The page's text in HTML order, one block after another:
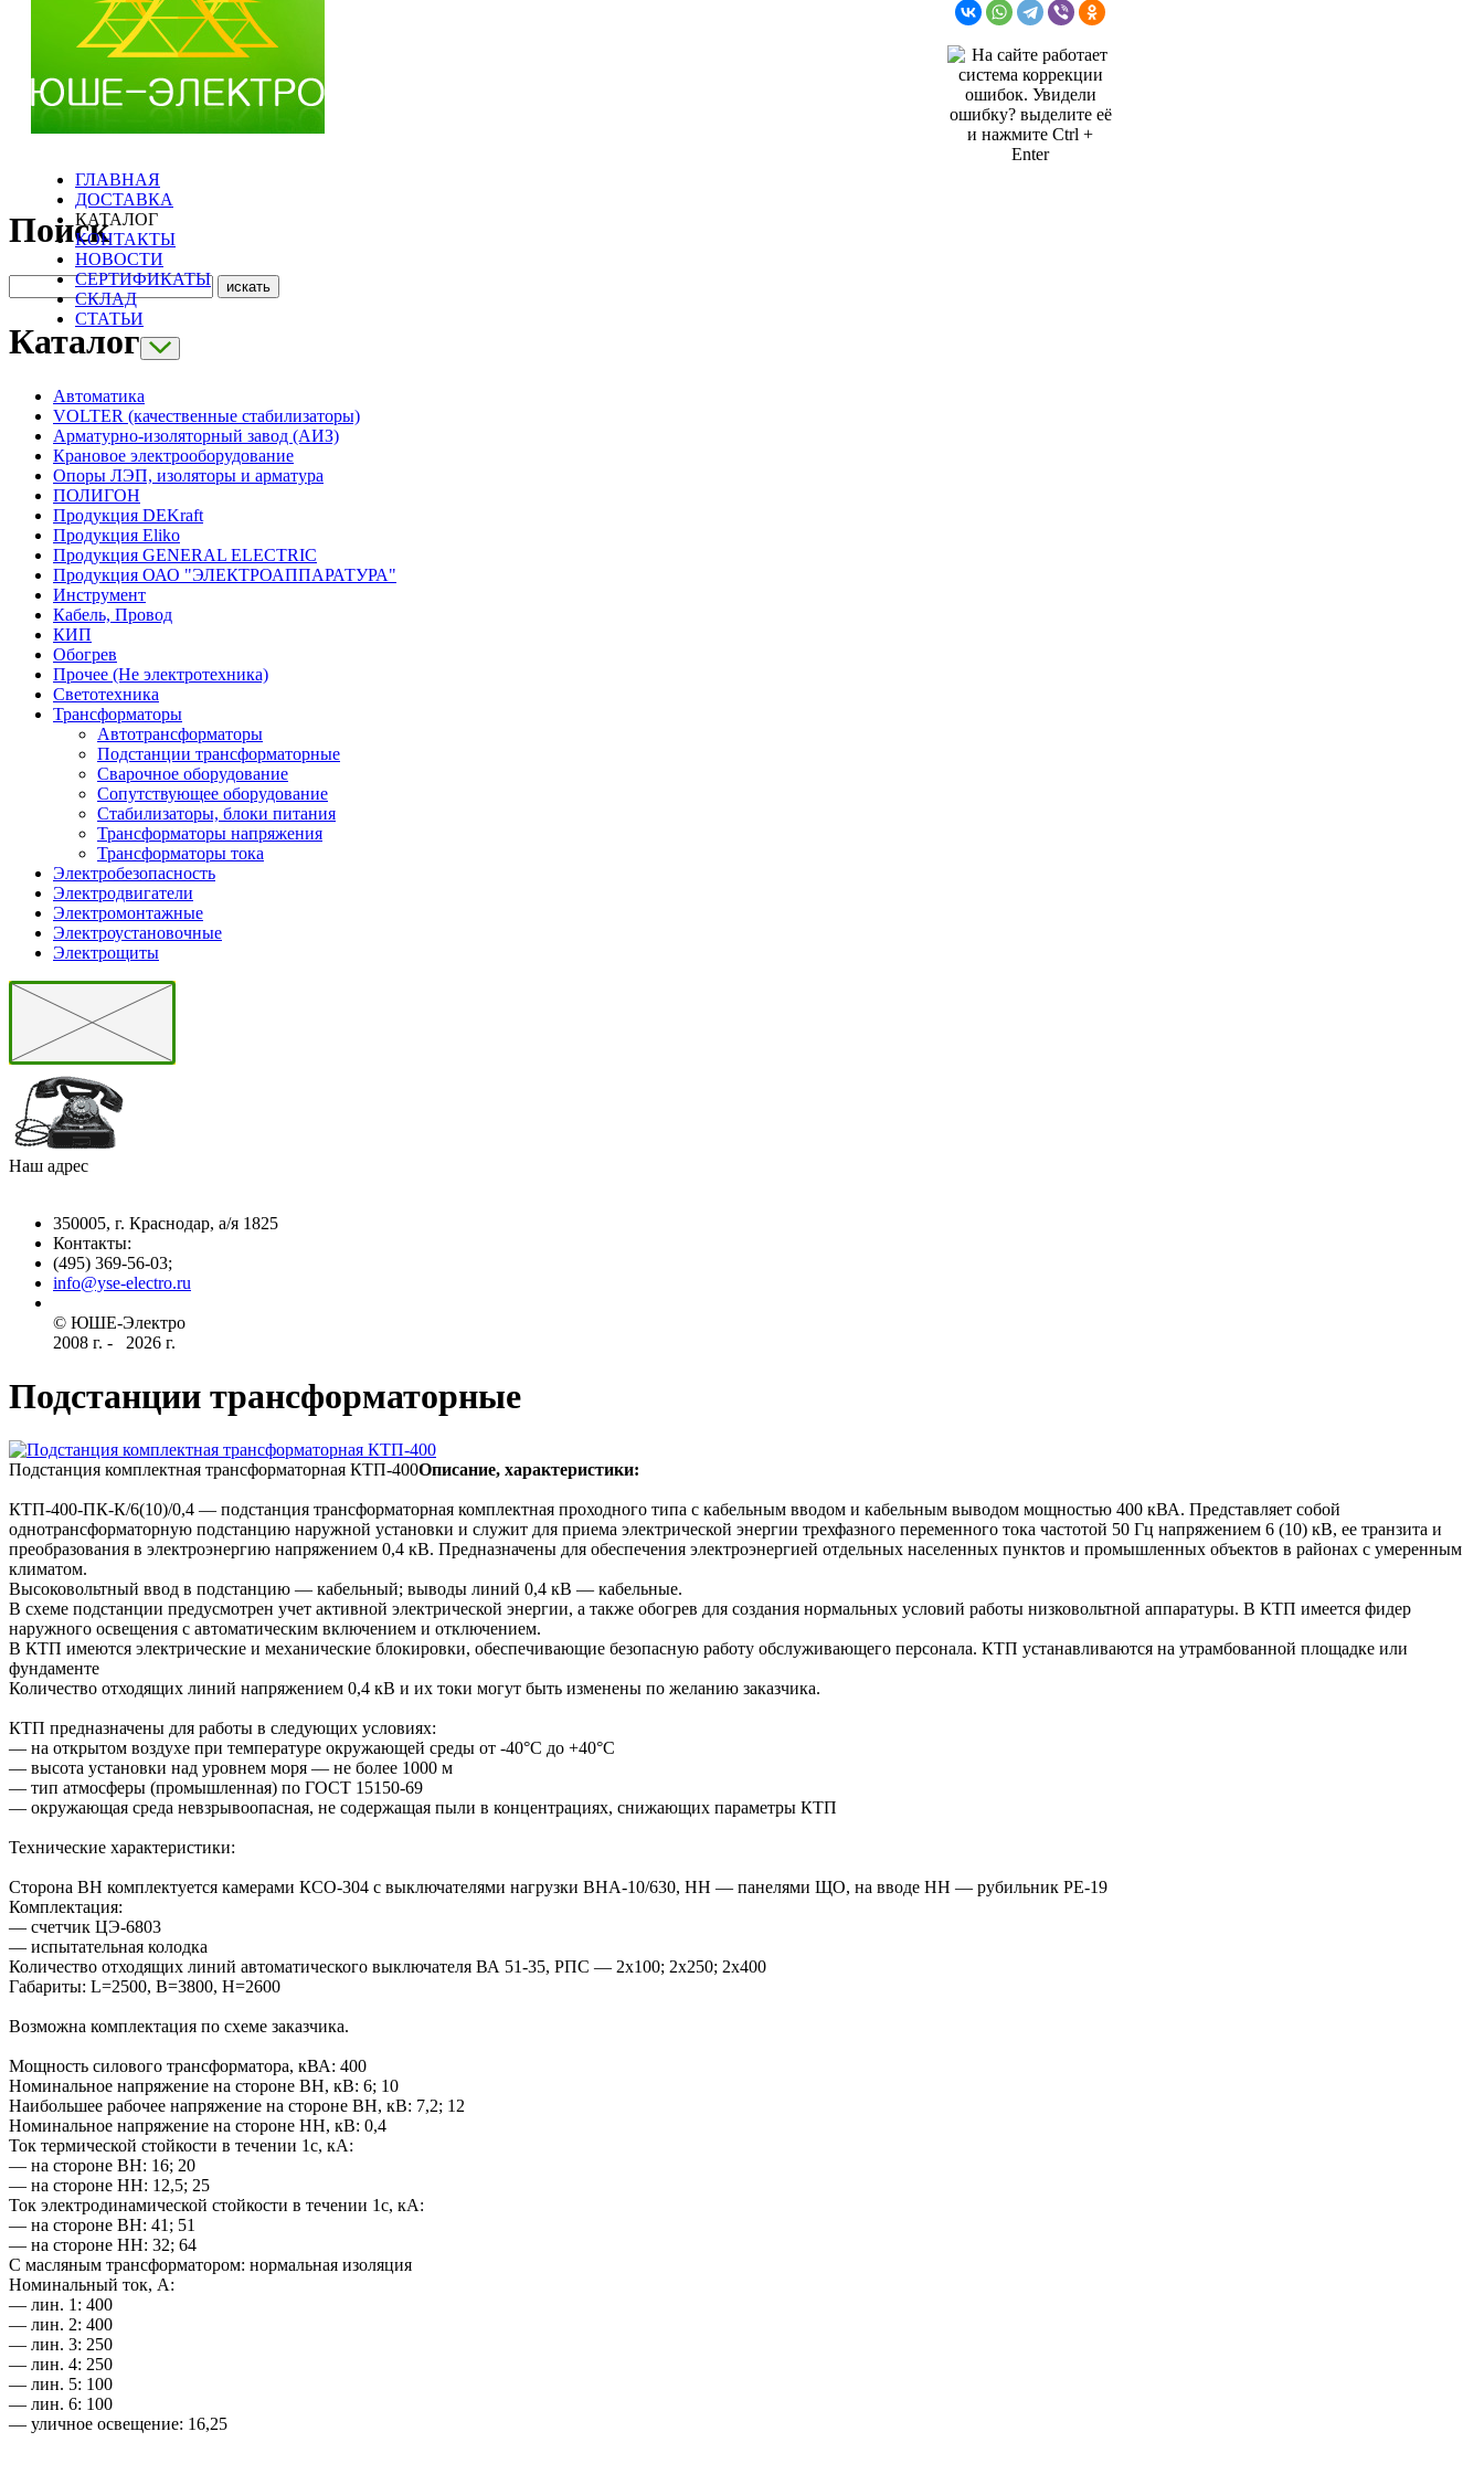
ГЛАВНАЯ
ДОСТАВКА
КАТАЛОГ
КОНТАКТЫ
НОВОСТИ
СЕРТИФИКАТЫ
СКЛАД
СТАТЬИ
Поиск
Каталог
Автоматика
VOLTER (качественные стабилизаторы)
Арматурно-изоляторный завод (АИЗ)
Крановое электрооборудование
Опоры ЛЭП, изоляторы и арматура
ПОЛИГОН
Продукция DEKraft
Продукция Eliko
Продукция GENERAL ELECTRIC
Продукция ОАО "ЭЛЕКТРОАППАРАТУРА"
Инструмент
Кабель, Провод
КИП
Обогрев
Прочее (Не электротехника)
Светотехника
Трансформаторы
Автотрансформаторы
Подстанции трансформаторные
Сварочное оборудование
Сопутствующее оборудование
Стабилизаторы, блоки питания
Трансформаторы напряжения
Трансформаторы тока
Электробезопасность
Электродвигатели
Электромонтажные
Электроустановочные
Электрощиты
Наш адрес
350005, г. Краснодар, а/я 1825
Контакты: ­
(495) 369-56-03;
info@yse-electro.ru­
© ЮШЕ-Эл­ектро ­
2008 г­. - ­ ­­­­­
2026 г.
Подстанции трансформаторные
Подстанция комплектная трансформаторная КТП-400Описание, характеристики:
КТП-400-ПК-К/6(10)/0,4 — подстанция трансформаторная комплектная проходного типа с кабельным вводом и кабельным выводом мощностью 400 кВА. Представляет собой
однотрансформаторную подстанцию наружной установки и служит для приема электрической энергии трехфазного переменного тока частотой 50 Гц напряжением 6 (10) кВ, ее транзита и
преобразования в электроэнергию напряжением 0,4 кВ. Предназначены для обеспечения электроэнергией отдельных населенных пунктов и промышленных объектов в районах с умеренным
климатом.
Высоковольтный ввод в подстанцию — кабельный; выводы линий 0,4 кВ — кабельные.
В схеме подстанции предусмотрен учет активной электрической энергии, а также обогрев для создания нормальных условий работы низковольтной аппаратуры. В КТП имеется фидер
наружного освещения с автоматическим включением и отключением.
В КТП имеются электрические и механические блокировки, обеспечивающие безопасную работу обслуживающего персонала. КТП устанавливаются на утрамбованной площадке или
фундаменте
Количество отходящих линий напряжением 0,4 кВ и их токи могут быть изменены по желанию заказчика.
КТП предназначены для работы в следующих условиях:
— на открытом воздухе при температуре окружающей среды от -40°С до +40°С
— высота установки над уровнем моря — не более 1000 м
— тип атмосферы (промышленная) по ГОСТ 15150-69
— окружающая среда невзрывоопасная, не содержащая пыли в концентрациях, снижающих параметры КТП
Технические характеристики:
Сторона ВН комплектуется камерами КСО-304 с выключателями нагрузки ВНА-10/630, НН — панелями ЩО, на вводе НН — рубильник РЕ-19
Комплектация:
— счетчик ЦЭ-6803
— испытательная колодка
Количество отходящих линий автоматического выключателя ВА 51-35, РПС — 2х100; 2x250; 2x400
Габариты: L=2500, B=3800, H=2600
Возможна комплектация по схеме заказчика.
Мощность силового трансформатора, кВА: 400
Номинальное напряжение на стороне ВН, кВ: 6; 10
Наибольшее рабочее напряжение на стороне ВН, кВ: 7,2; 12
Номинальное напряжение на стороне НН, кВ: 0,4
Ток термической стойкости в течении 1с, кА:
— на стороне ВН: 16; 20
— на стороне НН: 12,5; 25
Ток электродинамической стойкости в течении 1с, кА:
— на стороне ВН: 41; 51
— на стороне НН: 32; 64
С масляным трансформатором: нормальная изоляция
Номинальный ток, А:
— лин. 1: 400
— лин. 2: 400
— лин. 3: 250
— лин. 4: 250
— лин. 5: 100
— лин. 6: 100
— уличное освещение: 16,25